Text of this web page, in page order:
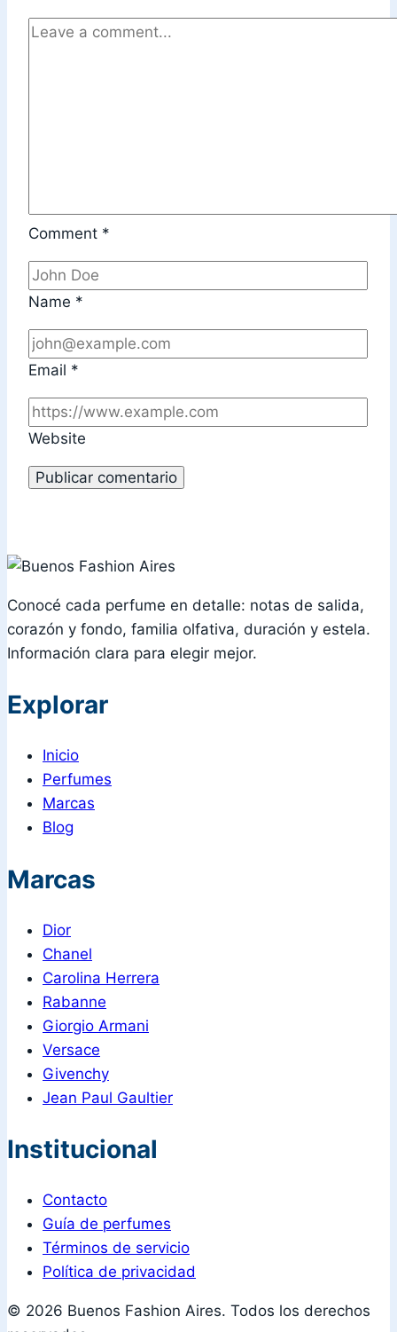
Comment *
Name *
Email *
Website
Conocé cada perfume en detalle: notas de salida,
corazón y fondo, familia olfativa, duración y estela.
Información clara para elegir mejor.
Explorar
Inicio
Perfumes
Marcas
Blog
Marcas
Dior
Chanel
Carolina Herrera
Rabanne
Giorgio Armani
Versace
Givenchy
Jean Paul Gaultier
Institucional
Contacto
Guía de perfumes
Términos de servicio
Política de privacidad
© 2026 Buenos Fashion Aires. Todos los derechos